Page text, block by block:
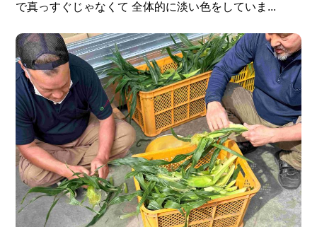
で真っすぐじゃなくて 全体的に淡い色をしていま...